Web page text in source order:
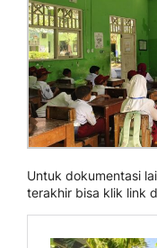
Untuk dokumentasi
terakhir bisa klik link